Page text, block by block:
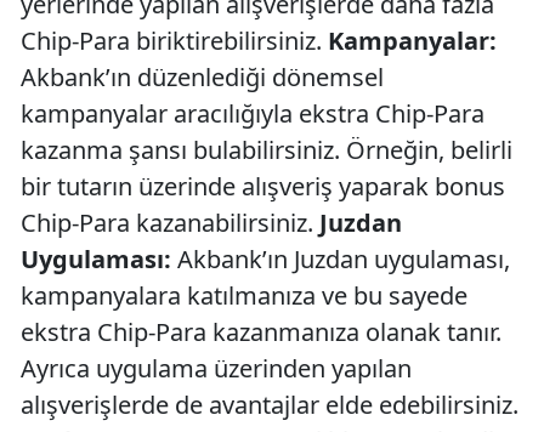
Chip-Para biriktirebilirsiniz. Kampanyalar:
Akbank’ın düzenlediği dönemsel
kampanyalar aracılığıyla ekstra Chip-Para
kazanma şansı bulabilirsiniz. Örneğin, belirli
bir tutarın üzerinde alışveriş yaparak bonus
Chip-Para kazanabilirsiniz. Juzdan
Uygulaması: Akbank’ın Juzdan uygulaması,
kampanyalara katılmanıza ve bu sayede
ekstra Chip-Para kazanmanıza olanak tanır.
Ayrıca uygulama üzerinden yapılan
alışverişlerde de avantajlar elde edebilirsiniz.